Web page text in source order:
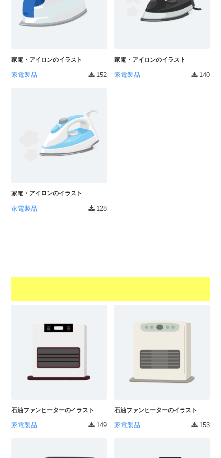
家電・アイロンのイラスト
家電製品 152
家電・アイロンのイラスト
家電製品 140
家電・アイロンのイラスト
家電製品 128
石油ファンヒーターのイラスト
家電製品 149
石油ファンヒーターのイラスト
家電製品 153